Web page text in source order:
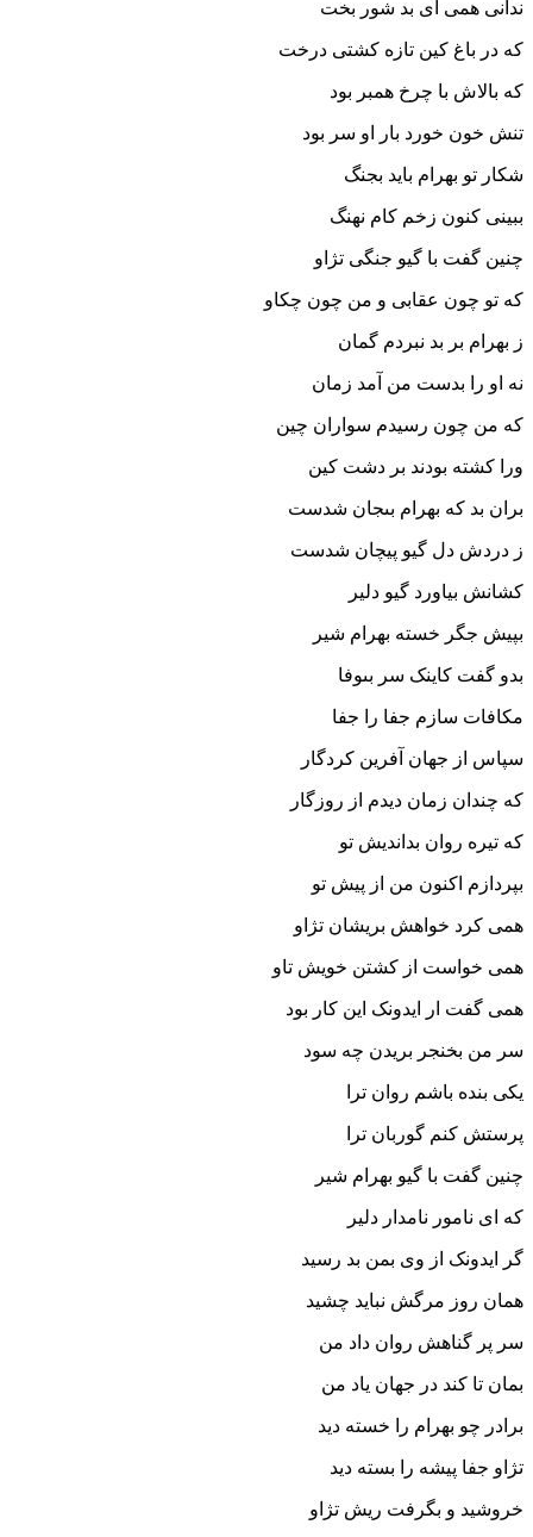
ندانى همى اى بد شور بخت
که در باغ کین تازه کشتى درخت‏
که بالاش با چرخ همبر بود
تنش خون خورد بار او سر بود
شکار تو بهرام باید بجنگ
ببینى کنون زخم کام نهنگ‏
چنین گفت با گیو جنگى تژاو
که تو چون عقابى و من چون چکاو
ز بهرام بر بد نبردم گمان
نه او را بدست من آمد زمان‏
که من چون رسیدم سواران چین
ورا کشته بودند بر دشت کین‏
بران بد که بهرام بى‏جان شدست
ز دردش دل گیو پیچان شدست‏
کشانش بیاورد گیو دلیر
بپیش جگر خسته بهرام شیر
بدو گفت کاینک سر بى‏وفا
مکافات سازم جفا را جفا
سپاس از جهان آفرین کردگار
که چندان زمان دیدم از روزگار
که تیره روان بداندیش تو
بپردازم اکنون من از پیش تو
همى کرد خواهش بریشان تژاو
همى خواست از کشتن خویش تاو
همى گفت ار ایدونک این کار بود
سر من بخنجر بریدن چه سود
یکى بنده باشم روان ترا
پرستش کنم گوربان ترا
چنین گفت با گیو بهرام شیر
که اى نامور نامدار دلیر
گر ایدونک از وى بمن بد رسید
همان روز مرگش نباید چشید
سر پر گناهش روان داد من
بمان تا کند در جهان یاد من‏
برادر چو بهرام را خسته دید
تژاو جفا پیشه را بسته دید
خروشید و بگرفت ریش تژاو